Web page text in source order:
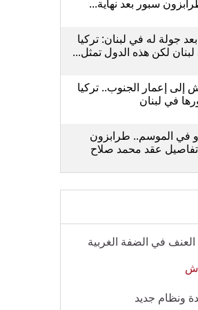
سبور بعد نهاية...
جولة له في لبنان: تركيا
لكن هذه الدول تمثل...
إلى إعمار الجنوب.. تركيا
في لبنان
في الموسم.. طرابزون
عقد محمد صلاح
العنف في الضفة الغربية
ونظام جديد